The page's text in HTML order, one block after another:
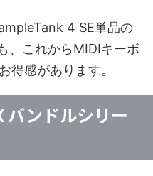
4 SE単品の
、これからMIDIキーボ
得感があります。
ンドルシリー